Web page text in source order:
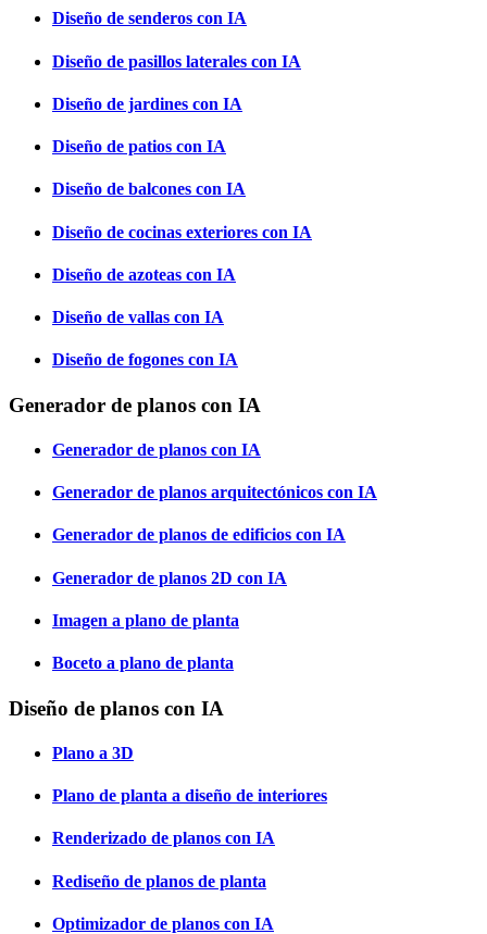
Diseño de senderos con IA
Diseño de pasillos laterales con IA
Diseño de jardines con IA
Diseño de patios con IA
Diseño de balcones con IA
Diseño de cocinas exteriores con IA
Diseño de azoteas con IA
Diseño de vallas con IA
Diseño de fogones con IA
Generador de planos con IA
Generador de planos con IA
Generador de planos arquitectónicos con IA
Generador de planos de edificios con IA
Generador de planos 2D con IA
Imagen a plano de planta
Boceto a plano de planta
Diseño de planos con IA
Plano a 3D
Plano de planta a diseño de interiores
Renderizado de planos con IA
Rediseño de planos de planta
Optimizador de planos con IA